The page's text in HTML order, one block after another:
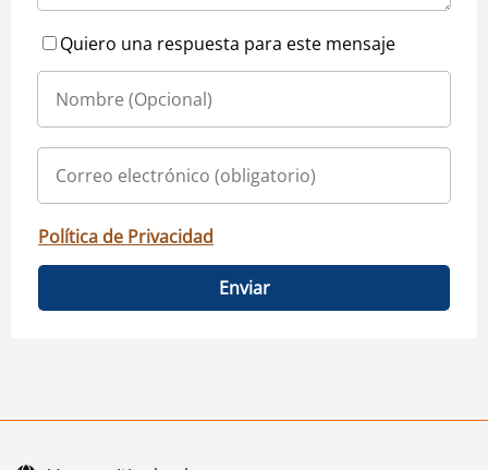
Quiero una respuesta para este mensaje
Política de Privacidad
Enviar